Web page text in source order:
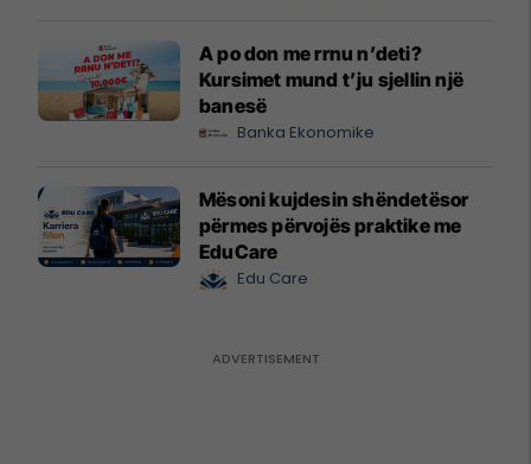
A po don me rrnu n’deti?
Kursimet mund t’ju sjellin një
banesë
Banka Ekonomike
Mësoni kujdesin shëndetësor
përmes përvojës praktike me
EduCare
Edu Care